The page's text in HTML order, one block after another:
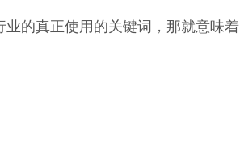
的真正使用的关键词，那就意味着